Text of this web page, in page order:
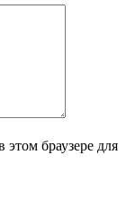
браузере для